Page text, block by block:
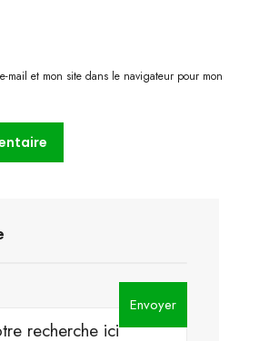
mail et mon site dans le navigateur pour mon
Envoyer